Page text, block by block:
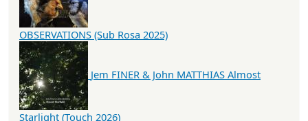
OBSERVATIONS (Sub Rosa 2025)
Jem FINER & John MATTHIAS Almost
Starlight (Touch 2026)